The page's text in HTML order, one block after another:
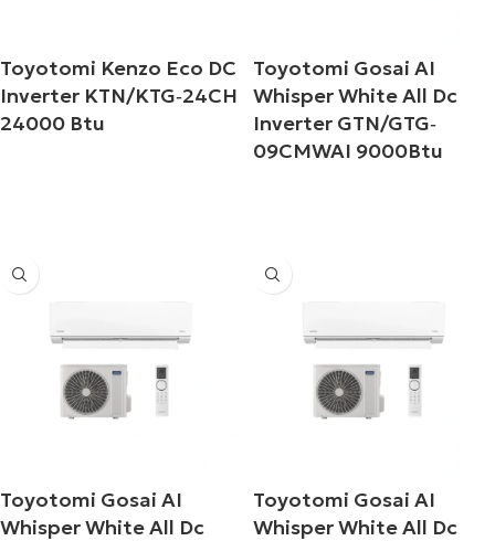
Toyotomi Kenzo Eco DC
Inverter KTN/KTG‐24CH
24000 Btu
Toyotomi Gosai AI
Whisper White All Dc
Inverter GTN/GTG‐
09CMWAI 9000Btu
Toyotomi Gosai AI
Whisper White All Dc
Toyotomi Gosai AI
Whisper White All Dc